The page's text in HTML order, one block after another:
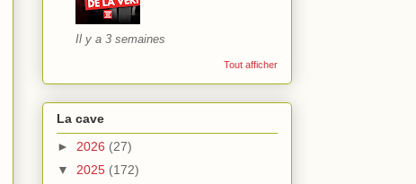
Il y a 3 semaines
Tout afficher
La cave
► 2026 (27)
▼ 2025 (172)